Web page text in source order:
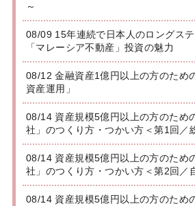
～
08/09 15年連続で日本人のロングス
「マレーシア不動産」投資の魅力
08/12 金融資産1億円以上の方のため
資産運用」
08/14 資産規模5億円以上の方のため
社」のつくり方・つかい方＜第1回／
08/14 資産規模5億円以上の方のため
社」のつくり方・つかい方＜第2回／
08/14 資産規模5億円以上の方のため